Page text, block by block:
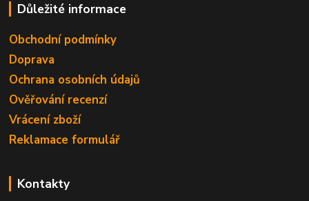
Důležité informace
Obchodní podmínky
Doprava
Ochrana osobních údajů
Ověřování recenzí
Vrácení zboží
Reklamace formulář
Kontakty